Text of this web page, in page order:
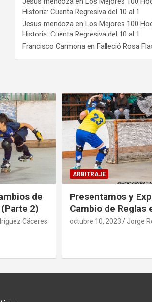
Historia: Cuenta Regresiva del 10 al 1
Jesus mendoza enLos Mejores 100
Historia: Cuenta Regresiva del 10 al 1
Francisco Carmona enFalleció Rosa
de
2)
Cáceres
ARBITRAJE
Presentamos y
Cambio de Reglas
octubre 10, 2023 Jorge